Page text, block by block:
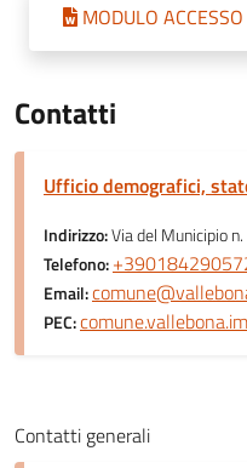
MODULO
Contatti
Ufficio demografici,
Indirizzo:Via del Municipio
Telefono:
Email:
PEC:
Contatti generali